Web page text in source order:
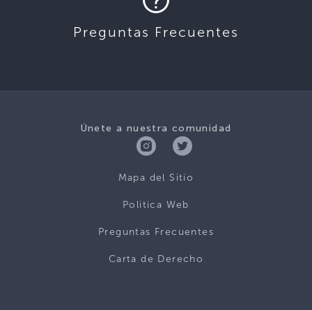
Preguntas Frecuentes
Únete a nuestra comunidad
Mapa del Sitio
Politica Web
Preguntas Frecuentes
Carta de Derecho